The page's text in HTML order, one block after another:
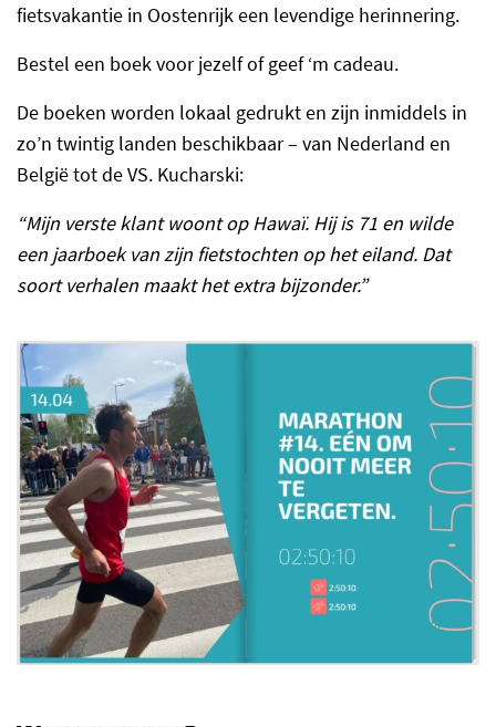
fietsvakantie in Oostenrijk een levendige herinnering.
Bestel een boek voor jezelf of geef ‘m cadeau.
De boeken worden lokaal gedrukt en zijn inmiddels in
zo’n twintig landen beschikbaar – van Nederland en
België tot de VS. Kucharski:
“Mijn verste klant woont op Hawaï. Hij is 71 en wilde
een jaarboek van zijn fietstochten op het eiland. Dat
soort verhalen maakt het extra bijzonder.”